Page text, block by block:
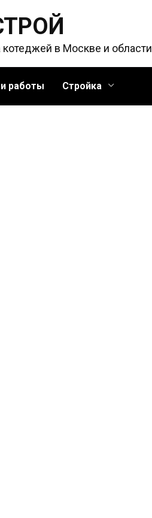
котеджей в Москве и области
работы Стройка